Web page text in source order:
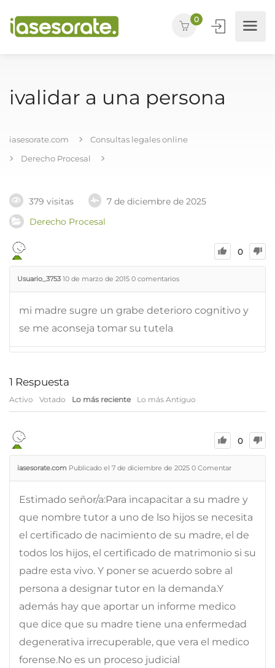
0
ivalidar a una persona
iasesorate.com
Consultas legales online
Derecho Procesal
379 visitas
7 de diciembre de 2025
Derecho Procesal
0
Usuario_3753 10 de marzo de 2015 0 comentarios
mi madre sugre un grabe deterioro cognitivo y
se me aconseja tomar su tutela
1 Respuesta
Activo Votado Lo más reciente Lo más Antiguo
0
iasesorate.com Publicado el 7 de diciembre de 2025 0 Comentar
Estimado señor/a:Para incapacitar a su madre y
que nombre tutor a uno de lso hijos se necesita
el certificado de nacimiento de su madre, el de
todos los hijos, el certificado de matrimonio si su
padre esta vivo. Y poner se acuerdo sobre al
persona a designar tutor en la demanda.Y
además hay que aportar un informe medico
que dice que su madre tiene una enfermedad
degenerativa irrecuperable, que vera el medico
forense.No es un proceso judicial